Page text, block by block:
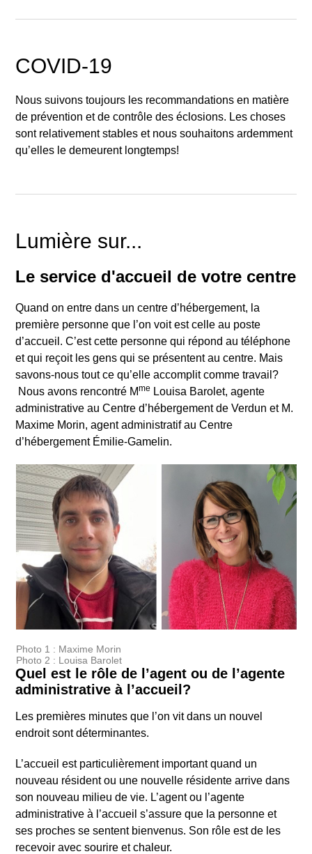
COVID-19
Nous suivons toujours les recommandations en matière
de prévention et de contrôle des éclosions. Les choses
sont relativement stables et nous souhaitons ardemment
qu’elles le demeurent longtemps!
Lumière sur...
Le service d'accueil de votre centre
Quand on entre dans un centre d’hébergement, la
première personne que l’on voit est celle au poste
d’accueil. C’est cette personne qui répond au téléphone
et qui reçoit les gens qui se présentent au centre. Mais
savons-nous tout ce qu’elle accomplit comme travail?
Nous avons rencontré Mme Louisa Barolet, agente
administrative au Centre d’hébergement de Verdun et M.
Maxime Morin, agent administratif au Centre
d’hébergement Émilie-Gamelin.
Photo 1 : Maxime Morin
Photo 2 : Louisa Barolet
Quel est le rôle de l’agent ou de l’agente
administrative à l’accueil?
Les premières minutes que l’on vit dans un nouvel
endroit sont déterminantes.
L’accueil est particulièrement important quand un
nouveau résident ou une nouvelle résidente arrive dans
son nouveau milieu de vie. L’agent ou l’agente
administrative à l’accueil s’assure que la personne et
ses proches se sentent bienvenus. Son rôle est de les
recevoir avec sourire et chaleur.